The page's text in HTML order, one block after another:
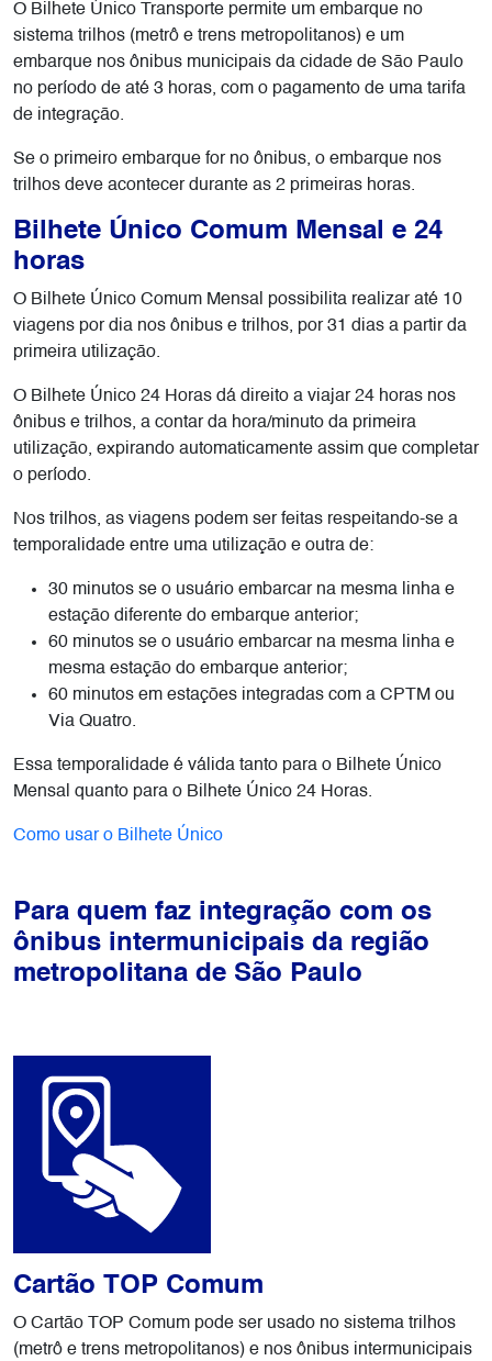
O Bilhete Único Transporte permite um embarque no
sistema trilhos (metrô e trens metropolitanos) e um
embarque nos ônibus municipais da cidade de São Paulo
no período de até 3 horas, com o pagamento de uma tarifa
de integração.
Se o primeiro embarque for no ônibus, o embarque nos
trilhos deve acontecer durante as 2 primeiras horas.
Bilhete Único Comum Mensal e 24
horas
O Bilhete Único Comum Mensal possibilita realizar até 10
viagens por dia nos ônibus e trilhos, por 31 dias a partir da
primeira utilização.
O Bilhete Único 24 Horas dá direito a viajar 24 horas nos
ônibus e trilhos, a contar da hora/minuto da primeira
utilização, expirando automaticamente assim que completar
o período.
Nos trilhos, as viagens podem ser feitas respeitando-se a
temporalidade entre uma utilização e outra de:
30 minutos se o usuário embarcar na mesma linha e
estação diferente do embarque anterior;
60 minutos se o usuário embarcar na mesma linha e
mesma estação do embarque anterior;
60 minutos em estações integradas com a CPTM ou
Via Quatro.
Essa temporalidade é válida tanto para o Bilhete Único
Mensal quanto para o Bilhete Único 24 Horas.
Como usar o Bilhete Único
Para quem faz integração com os
ônibus intermunicipais da região
metropolitana de São Paulo
Cartão TOP Comum
O Cartão TOP Comum pode ser usado no sistema trilhos
(metrô e trens metropolitanos) e nos ônibus intermunicipais